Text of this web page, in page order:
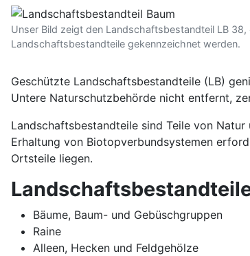
Unser Bild zeigt den Landschaftsbestandteil LB
Landschaftsbestandteile gekennzeichnet werden.
Geschützte Landschaftsbestandteile (LB)
Untere Naturschutzbehörde nicht entfernt,
Landschaftsbestandteile sind Teile von
Erhaltung von Biotopverbundsystemen
Ortsteile liegen.
Bäume, Baum- und Gebüschgruppen
Raine
Alleen, Hecken und Feldgehölze